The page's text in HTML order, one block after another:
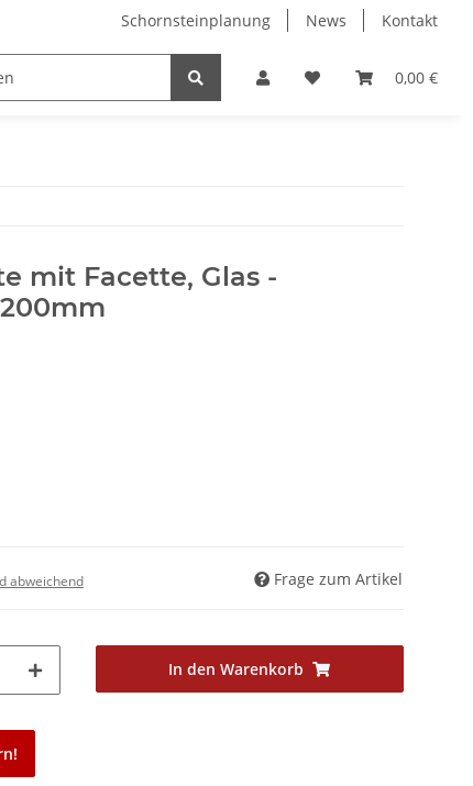
Schornsteinplanung News Kontakt
0,00 €
mit Facette, Glas -
abweichend Frage zum Artikel
In den Warenkorb